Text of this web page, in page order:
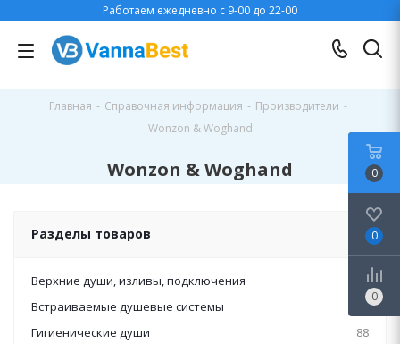
Работаем ежедневно с 9-00 до 22-00
Главная - Справочная информация - Производители -
Wonzon & Woghand
Wonzon & Woghand
Разделы товаров
Верхние души, изливы, подключения
42
Встраиваемые душевые системы
86
Гигиенические души
88
0
0
0